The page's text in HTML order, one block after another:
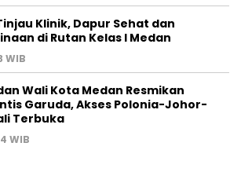
Klinik, Dapur Sehat dan
di Rutan Kelas I Medan
WIB
Wali Kota Medan Resmikan
Garuda, Akses Polonia-Johor-
Terbuka
WIB